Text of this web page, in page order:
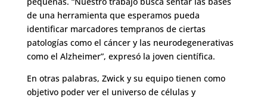
de una herramienta que esperamos pueda
identificar marcadores tempranos de ciertas
patologías como el cáncer y las neurodegenerativas
como el Alzheimer”, expresó la joven científica.
En otras palabras, Zwick y su equipo tienen como
objetivo poder ver el universo de células y